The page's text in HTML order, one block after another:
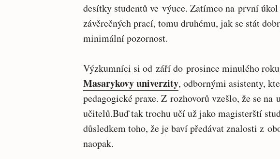
desítky studentů ve výuce. Zatímco na první
závěrečných prací, tomu druhému, jak se stát
minimální pozornost.
Výzkumníci si od září do prosince minulého
Masarykovy univerzity, odbornými asistenty,
pedagogické praxe. Z rozhovorů vzešlo, že se
učitelů.Buď tak trochu učí už jako magisterští
důsledkem toho, že je baví předávat znalosti z
naopak.